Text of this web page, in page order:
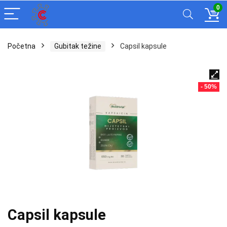
0
Početna Gubitak težine Capsil kapsule
- 50%
Capsil kapsule